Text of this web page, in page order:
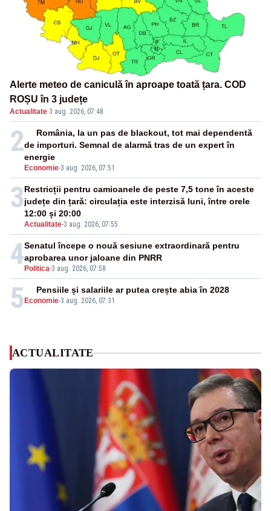
Alerte meteo de caniculă în aproape toată țara. COD
ROȘU în 3 județe
Actualitate·3 aug. 2026, 07:48
2
Economie-3 aug. 2026, 07:51
România, la un pas de blackout, tot mai dependentă
de importuri. Semnal de alarmă tras de un expert în
energie
3
Actualitate-3 aug. 2026, 07:55
Restricții pentru camioanele de peste 7,5 tone în aceste
județe din țară: circulația este interzisă luni, între orele
12:00 și 20:00
4 Politica-3 aug. 2026, 07:58
Senatul începe o nouă sesiune extraordinară pentru
aprobarea unor jaloane din PNRR
5 Economie-3 aug. 2026, 07:31
Pensiile și salariile ar putea crește abia în 2028
ACTUALITATE